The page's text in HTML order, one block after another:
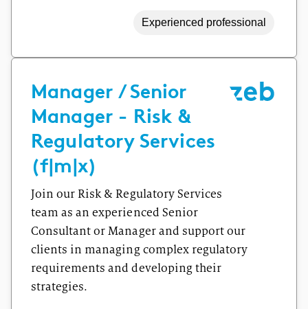
Experienced professional
Manager / Senior
Manager - Risk &
Regulatory Services
(f|m|x)
Join our Risk & Regulatory Services
team as an experienced Senior
Consultant or Manager and support our
clients in managing complex regulatory
requirements and developing their
strategies.